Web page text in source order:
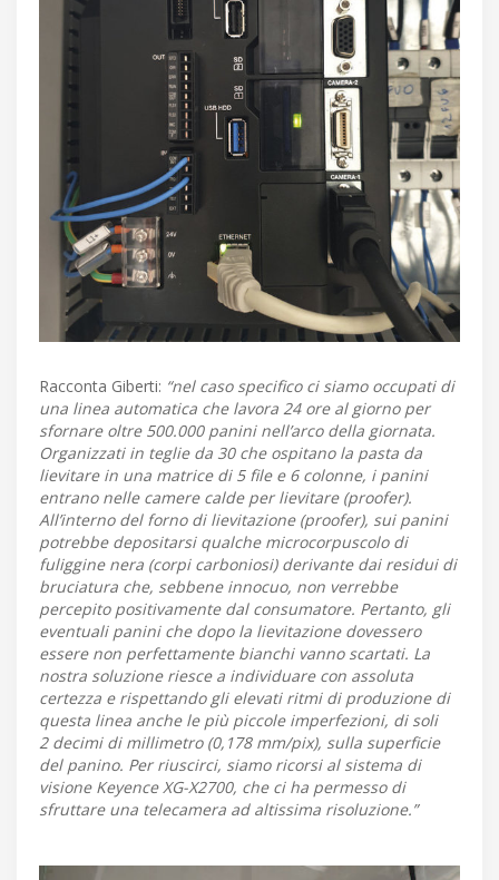
Racconta Giberti: “nel caso specifico ci siamo occupati di
una linea automatica che lavora 24 ore al giorno per
sfornare oltre 500.000 panini nell’arco della giornata.
Organizzati in teglie da 30 che ospitano la pasta da
lievitare in una matrice di 5 file e 6 colonne, i panini
entrano nelle camere calde per lievitare (proofer).
All’interno del forno di lievitazione (proofer), sui panini
potrebbe depositarsi qualche microcorpuscolo di
fuliggine nera (corpi carboniosi) derivante dai residui di
bruciatura che, sebbene innocuo, non verrebbe
percepito positivamente dal consumatore. Pertanto, gli
eventuali panini che dopo la lievitazione dovessero
essere non perfettamente bianchi vanno scartati. La
nostra soluzione riesce a individuare con assoluta
certezza e rispettando gli elevati ritmi di produzione di
questa linea anche le più piccole imperfezioni, di soli
2 decimi di millimetro (0,178 mm/pix), sulla superficie
del panino. Per riuscirci, siamo ricorsi al sistema di
visione Keyence XG-X2700, che ci ha permesso di
sfruttare una telecamera ad altissima risoluzione.”